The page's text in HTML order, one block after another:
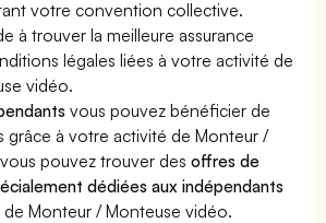
votre convention collective.
à trouver la meilleure assurance
légales liées à votre activité de
vidéo.
vous pouvez bénéficier de
grâce à votre activité de Monteur /
pouvez trouver desoffres de
dédiées aux indépendants
de Monteur / Monteuse vidéo.